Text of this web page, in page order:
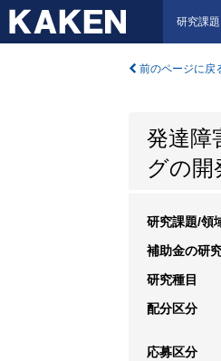
研究課
前のページに戻
発達障
グの開
研究課題/領
補助金の研
研究種目
配分区分
応募区分